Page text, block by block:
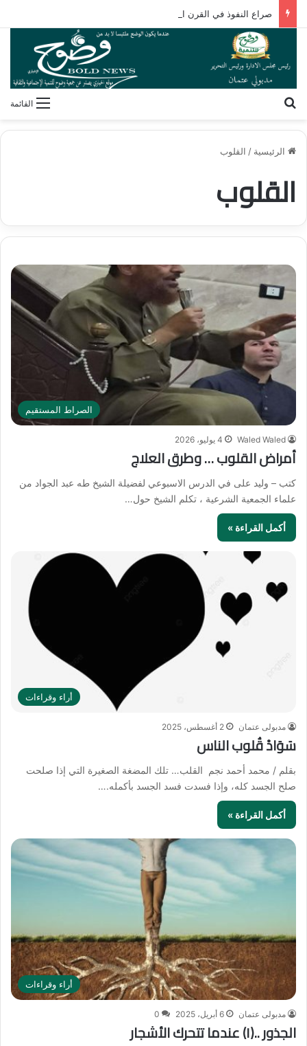
القائمة
الرئيسية / القلوب
القلوب
الصراط المستقيم
Waled Waled 4 يوليو، 2026
أمراض القلوب … وطرق العلاج
كتب – وليد على في الدرس الاسبوعي لفضيلة الشيخ طه عبد الجواد من
علماء الجمعية الشرعية ، تكلم الشيخ حول…
أكمل القراءة »
أراء وقراءات
مدبولى عتمان 2 أغسطس، 2025
سَوَادْ قُلوب الناس
بقلم / محمد أحمد نجم القلب… تلك المضغة الصغيرة التي إذا صلحت
صلح الجسد كله، وإذا فسدت فسد الجسد بأكمله.…
أكمل القراءة »
أراء وقراءات
مدبولى عتمان 6 أبريل، 2025 0
الجذور ..(١) عندما تتحرك الأشجار